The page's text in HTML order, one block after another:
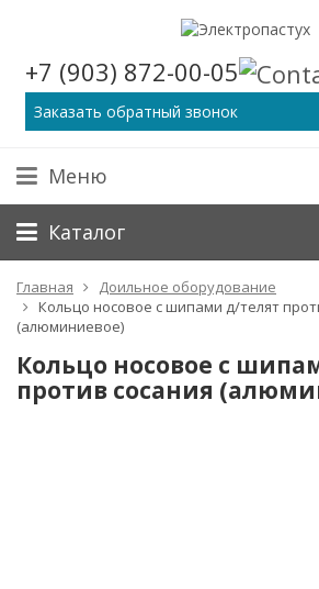
+7 (903) 872-00-05
Заказать обратный звонок
Меню
Каталог
Главная
Доильное оборудование
Кольцо носовое с шипами д/телят
(алюминиевое)
Кольцо носовое с
против сосания